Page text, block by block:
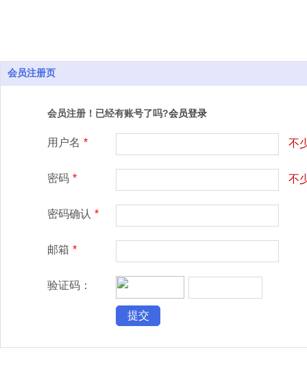
会员注册页
会员注册！已经有账号了吗?会员登录
用户名 * 不
密码 * 不
密码确认 *
邮箱 *
验证码：